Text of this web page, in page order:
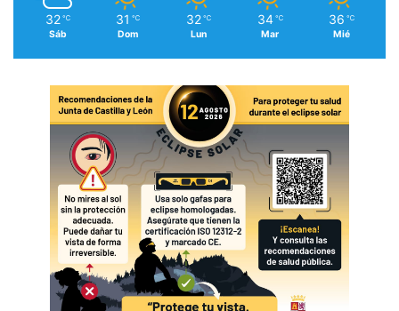
32 ℃
Sáb
31 ℃
Dom
32 ℃
Lun
34 ℃
Mar
36 ℃
Mié